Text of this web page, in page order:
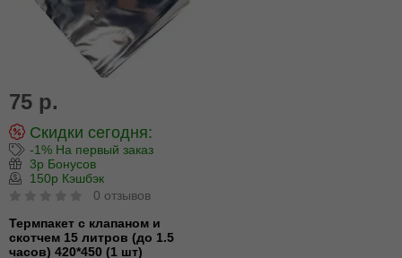
75 р.
Скидки сегодня:
-1% На первый заказ
3р Бонусов
150р Кэшбэк
0 отзывов
Термпакет с клапаном и
скотчем 15 литров (до 1.5
часов) 420*450 (1 шт)